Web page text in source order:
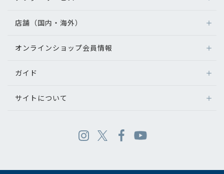
店舗（国内・海外）
オンラインショップ会員情報
ガイド
サイトについて